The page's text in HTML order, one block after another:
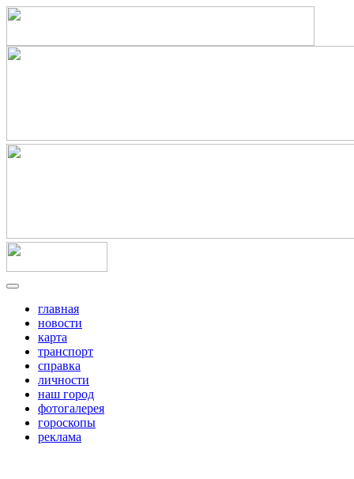
главная
новости
карта
транспорт
справка
личности
наш город
фотогалерея
гороскопы
реклама